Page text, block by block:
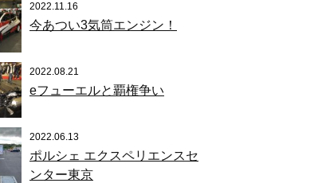
2022.11.16
今あつい3気筒エンジン！
2022.08.21
eフューエルと覇権争い
2022.06.13
ポルシェ エクスペリエンスセ
ンター東京